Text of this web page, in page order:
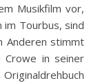
Musikfilm vor,
im Tourbus, sind
Anderen stimmt
Crowe in seiner